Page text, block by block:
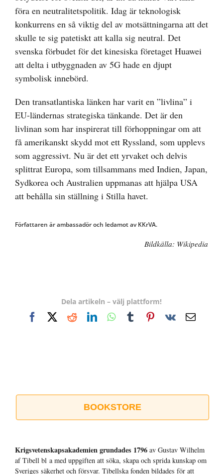
föra en neutralitetspolitik. Idag är teknologisk
konkurrens en så viktig del av motsättningarna att det
skulle te sig patetiskt att kalla sig neutral. Det
svenska förbudet för det kinesiska företaget Huawei
att delta i utbyggnaden av 5G hade en djupt
symbolisk innebörd.
Den transatlantiska länken har varit en ”livlina” i
EU-ländernas strategiska tänkande. Det är den
livlinan som har inspirerat till förhoppningar om att
få amerikanskt skydd mot ett Ryssland, som upplevs
som aggressivt. Nu är det ett yrvaket och delvis
splittrat Europa, som tillsammans med Indien, Japan,
Sydkorea och Australien uppmanas att hjälpa USA
att behålla sin ställning i Stilla havet.
Författaren är ambassadör och ledamot av KKrVA.
Bildkälla: Wikipedia
Dela artikeln – välj plattform!
FacebookRedditLinkedInWhatsApp
TumblrPinterest
Vk
E-
BOOKSTORE
Krigsvetenskap­sakademien grundades 1796 av Gustav Wilhelm
af Tibell bl a med uppgiften att söka, skapa och sprida kunskap om
Sveriges säkerhet och försvar. Tibellska fonden bildades för att